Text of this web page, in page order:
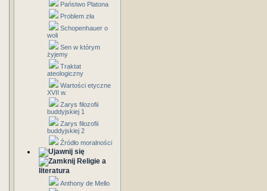
Państwo Platona
Problem zła
Schopenhauer o
woli
Sen w którym
żyjemy
Traktat
ateologiczny
Wartości etyczne
XVII w.
Zarys filozofii
buddyjskiej 1
Zarys filozofii
buddyjskiej 2
Źródło moralności
Religie a
literatura
Anthony de Mello